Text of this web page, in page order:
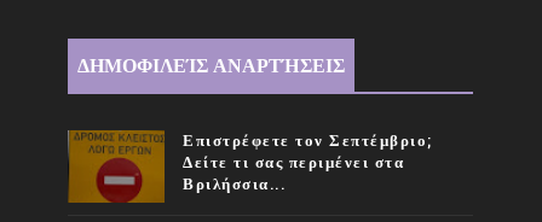
ΔΗΜΟΦΙΛΕΊΣ ΑΝΑΡΤΉΣΕΙΣ
Επιστρέφετε τον Σεπτέμβριο;
Δείτε τι σας περιμένει στα
Βριλήσσια...